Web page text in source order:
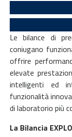
Le bilance di
coniugano
offrire
elevate
intelligenti ed
funzionalità
di laboratorio più
La Bilancia